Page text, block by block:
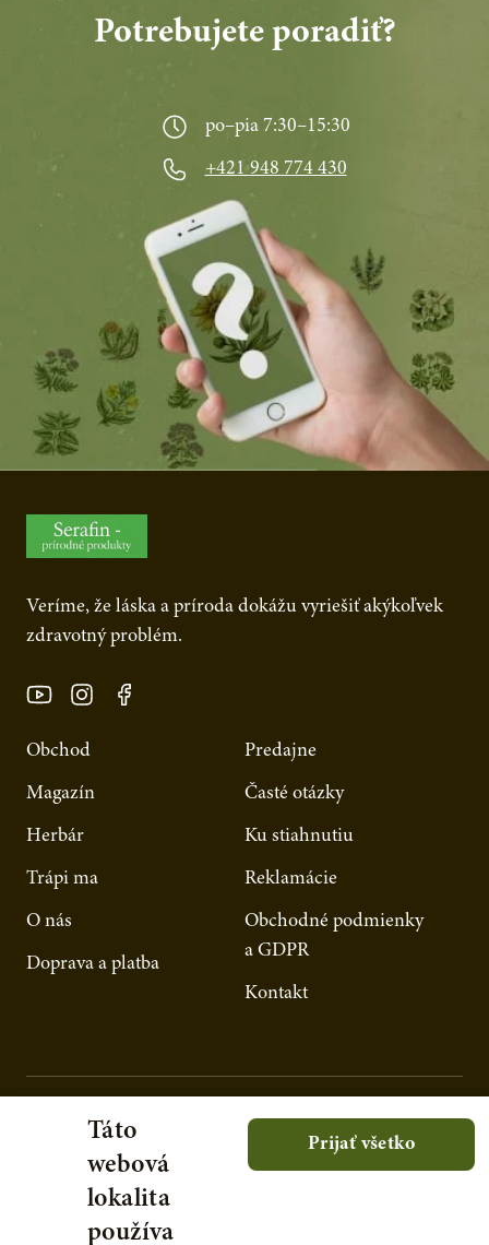
Potrebujete poradiť?
po–pia 7:30–15:30
+421 948 774 430
Veríme, že láska a príroda dokážu vyriešiť akýkoľvek
zdravotný problém.
Obchod
Magazín
Herbár
Trápi ma
O nás
Doprava a platba
Predajne
Časté otázky
Ku stiahnutiu
Reklamácie
Obchodné podmienky
a GDPR
Kontakt
Táto
webová
lokalita
používa
Prijať všetko